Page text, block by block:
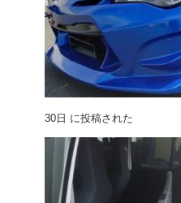
30日 に投稿された